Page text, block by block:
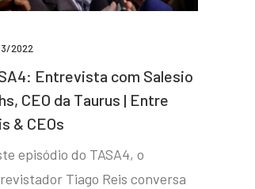
2022
Entrevista com Salesio
CEO da Taurus | Entre
& CEOs
episódio do TASA4, o
Tiago Reis conversa